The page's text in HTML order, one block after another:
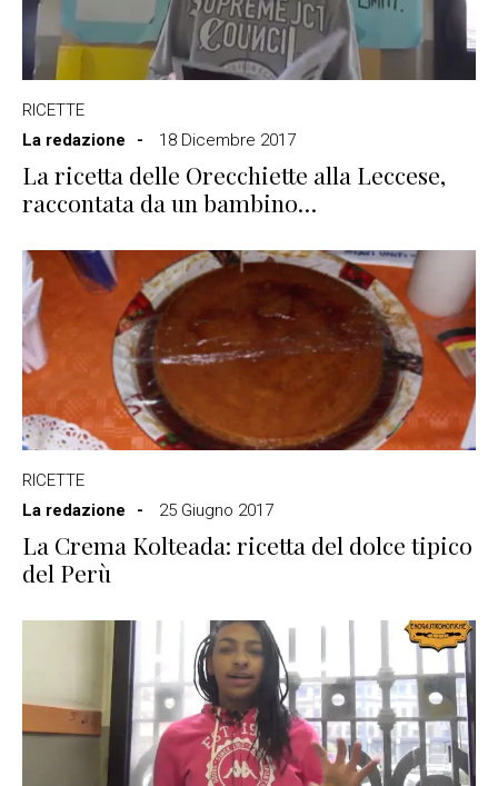
RICETTE
La redazione
18 Dicembre 2017
La ricetta delle Orecchiette alla Leccese,
raccontata da un bambino…
RICETTE
La redazione
25 Giugno 2017
La Crema Kolteada: ricetta del dolce tipico
del Perù